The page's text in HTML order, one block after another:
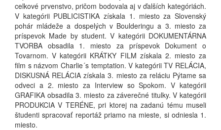
celkové prvenstvo, pričom bodovala aj v ďalších kategóriách.
V kategórii PUBLICISTIKA získala 1. miesto za Slovenský
pohár mládeže a dospelých v Boulderingu a 3. miesto za
príspevok Made by student. V kategórii DOKUMENTÁRNA
TVORBA obsadila 1. miesto za príspevok Dokument o
Tovarnom. V kategórii KRÁTKY FILM získala 2. miesto za
film s názvom Charlie´s temptation. V kategórii TV RELÁCIA,
DISKUSNÁ RELÁCIA získala 3. miesto za reláciu Pýtame sa
odveci a 2. miesto za Interview so Spokom. V kategórii
GRAFIKA obsadila 3. miesto za záverečné titulky. V kategórii
PRODUKCIA V TERÉNE, pri ktorej na zadanú tému museli
študenti spracovať reportáž priamo na mieste, si odniesla 1.
miesto.